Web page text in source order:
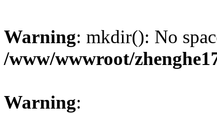
Warning: mkdir(): No
/www/wwwroot/
Warning: